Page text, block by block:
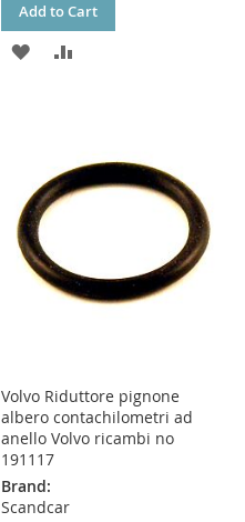
Add to Cart
ADD
Volvo Riduttore pignone
albero contachilometri ad
anello Volvo ricambi no
191117
Brand:
Scandcar